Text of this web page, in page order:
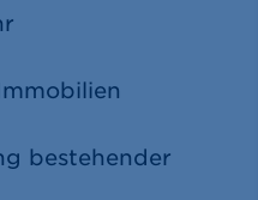
bestehender